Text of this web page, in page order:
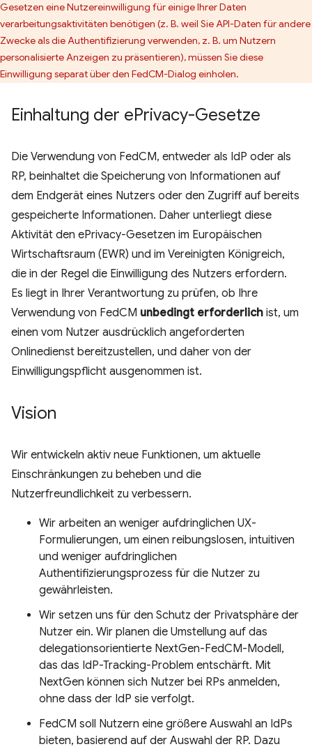
Gesetzen eine Nutzereinwilligung für einige Ihrer Daten
verarbeitungsaktivitäten benötigen (z. B. weil Sie API-Daten für andere
Zwecke als die Authentifizierung verwenden, z. B. um Nutzern
personalisierte Anzeigen zu präsentieren), müssen Sie diese
Einwilligung separat über den FedCM-Dialog einholen.
Einhaltung der ePrivacy-Gesetze
Die Verwendung von FedCM, entweder als IdP oder als
RP, beinhaltet die Speicherung von Informationen auf
dem Endgerät eines Nutzers oder den Zugriff auf bereits
gespeicherte Informationen. Daher unterliegt diese
Aktivität den ePrivacy-Gesetzen im Europäischen
Wirtschaftsraum (EWR) und im Vereinigten Königreich,
die in der Regel die Einwilligung des Nutzers erfordern.
Es liegt in Ihrer Verantwortung zu prüfen, ob Ihre
Verwendung von FedCM unbedingt erforderlich ist, um
einen vom Nutzer ausdrücklich angeforderten
Onlinedienst bereitzustellen, und daher von der
Einwilligungspflicht ausgenommen ist.
Vision
Wir entwickeln aktiv neue Funktionen, um aktuelle
Einschränkungen zu beheben und die
Nutzerfreundlichkeit zu verbessern.
Wir arbeiten an weniger aufdringlichen UX-
Formulierungen, um einen reibungslosen, intuitiven
und weniger aufdringlichen
Authentifizierungsprozess für die Nutzer zu
gewährleisten.
Wir setzen uns für den Schutz der Privatsphäre der
Nutzer ein. Wir planen die Umstellung auf das
delegationsorientierte NextGen-FedCM-Modell,
das das IdP-Tracking-Problem entschärft. Mit
NextGen können sich Nutzer bei RPs anmelden,
ohne dass der IdP sie verfolgt.
FedCM soll Nutzern eine größere Auswahl an IdPs
bieten, basierend auf der Auswahl der RP. Dazu